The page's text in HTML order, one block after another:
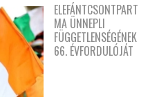
ELEFÁNTCSONTPART
MA ÜNNEPLI
FÜGGETLENSÉGÉNEK
66. ÉVFORDULÓJÁT